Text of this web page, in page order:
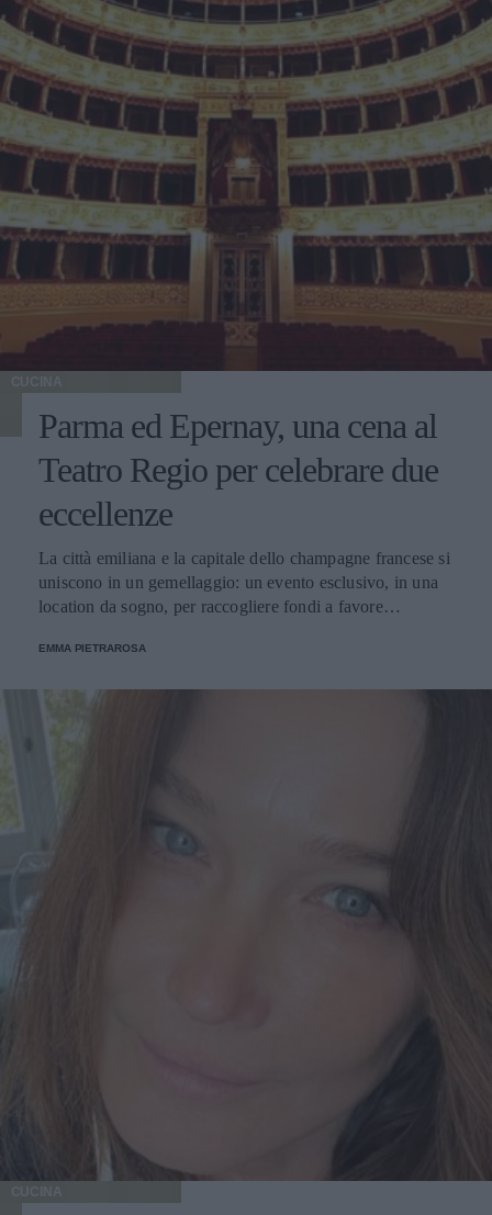
CUCINA
Parma ed Epernay, una cena al
Teatro Regio per celebrare due
eccellenze
La città emiliana e la capitale dello champagne francese si
uniscono in un gemellaggio: un evento esclusivo, in una
location da sogno, per raccogliere fondi a favore
EMMA PIETRAROSA
CUCINA